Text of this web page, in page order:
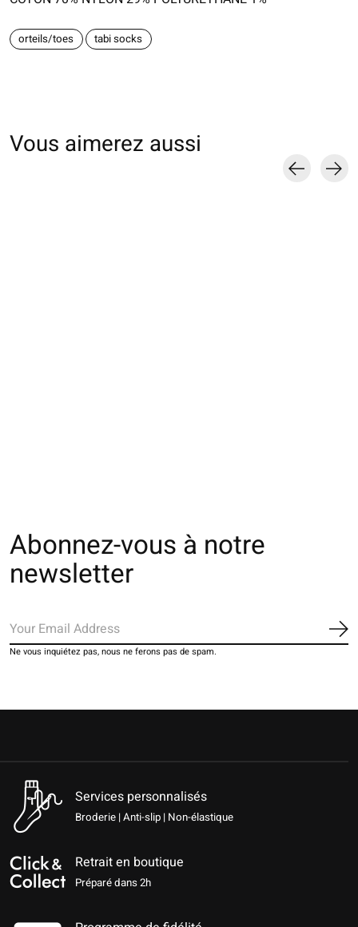
orteils/toes tabi socks
Vous aimerez aussi
Abonnez-vous à notre
newsletter
Ne vous inquiétez pas, nous ne ferons pas de spam.
Services personnalisés
Broderie | Anti-slip | Non-élastique
Retrait en boutique
Préparé dans 2h